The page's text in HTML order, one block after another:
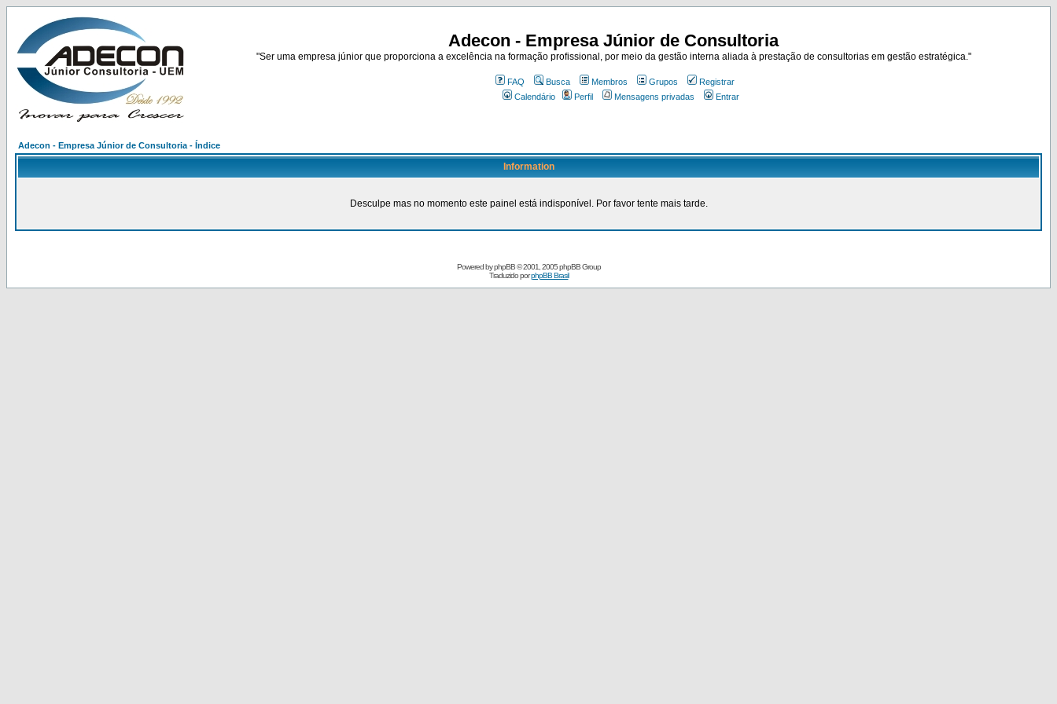
Adecon - Empresa Júnior de Consultoria
"Ser uma empresa júnior que proporciona a excelência na formação profissional, por meio da gestão interna aliada à prestação de consultorias em gestão estratégica."
FAQ Busca Membros Grupos
Registrar
Calendário
Perfil Mensagens privadas Entrar
Adecon - Empresa Júnior de Consultoria - Índice
Information
Desculpe mas no momento este painel está indisponível. Por favor tente mais tarde.
Powered byphpBB© 2001, 2005 phpBB Group
Traduzido porphpBB Brasil